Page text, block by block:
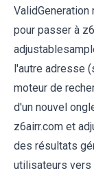
pour passer à
l'autre adresse
moteur de
d'un nouvel
z6airr.com et
des résultats
utilisateurs vers